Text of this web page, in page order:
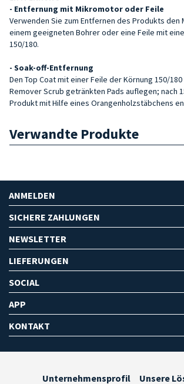
- Entfernung mit Mikromotor oder Feile
Verwenden Sie zum Entfernen des Produkts den
einem geeigneten Bohrer oder eine Feile mit
150/180.
- Soak-off-Entfernung
Den Top Coat mit einer Feile der Körnung 150/
Remover Scrub getränkten Pads auflegen; nach
Produkt mit Hilfe eines Orangenholzstäbchens
Verwandte Produkte
ANMELDEN
SICHERE ZAHLUNGEN
NEWSLETTER
LIEFERUNGEN
SOCIAL
APP
KONTAKT
Unternehmensprofil Unsere